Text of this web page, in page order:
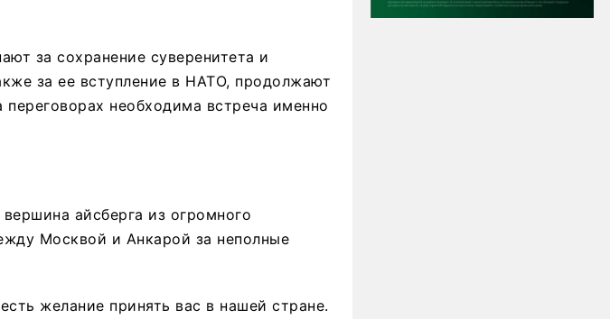
за сохранение суверенитета и
за ее вступление в НАТО, продолжают
переговорах необходима встреча именно
айсберга из огромного
Москвой и Анкарой за неполные
желание принять вас в нашей стране.